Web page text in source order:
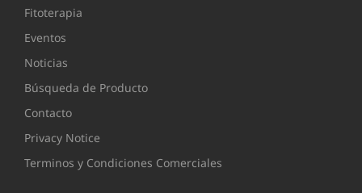
Fitoterapia
Eventos
Noticias
Búsqueda de Producto
Contacto
Privacy Notice
Terminos y Condiciones Comerciales